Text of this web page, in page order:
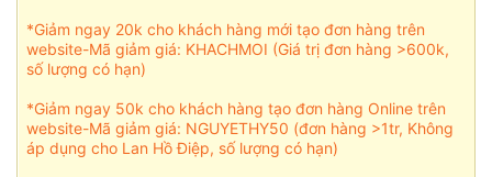
*Giảm ngay 20k cho khách hàng mới tạo đơn hàng trên
website-Mã giảm giá: KHACHMOI (Giá trị đơn hàng >600k,
số lượng có hạn)
*Giảm ngay 50k cho khách hàng tạo đơn hàng Online trên
website-Mã giảm giá: NGUYETHY50 (đơn hàng >1tr, Không
áp dụng cho Lan Hồ Điệp, số lượng có hạn)